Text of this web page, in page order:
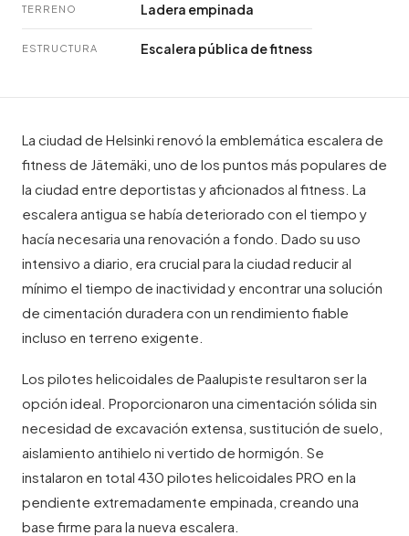
TERRENO Ladera empinada
ESTRUCTURA Escalera pública de fitness
La ciudad de Helsinki renovó la emblemática escalera de
fitness de Jätemäki, uno de los puntos más populares de
la ciudad entre deportistas y aficionados al fitness. La
escalera antigua se había deteriorado con el tiempo y
hacía necesaria una renovación a fondo. Dado su uso
intensivo a diario, era crucial para la ciudad reducir al
mínimo el tiempo de inactividad y encontrar una solución
de cimentación duradera con un rendimiento fiable
incluso en terreno exigente.
Los pilotes helicoidales de Paalupiste resultaron ser la
opción ideal. Proporcionaron una cimentación sólida sin
necesidad de excavación extensa, sustitución de suelo,
aislamiento antihielo ni vertido de hormigón. Se
instalaron en total 430 pilotes helicoidales PRO en la
pendiente extremadamente empinada, creando una
base firme para la nueva escalera.